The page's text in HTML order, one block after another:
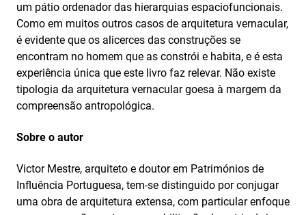
um pátio ordenador das hierarquias espaciofuncionais.
Como em muitos outros casos de arquitetura vernacular,
é evidente que os alicerces das construções se
encontram no homem que as constrói e habita, e é esta
experiência única que este livro faz relevar. Não existe
tipologia da arquitetura vernacular goesa à margem da
compreensão antropológica.
Sobre o autor
Victor Mestre, arquiteto e doutor em Patrimónios de
Influência Portuguesa, tem‑se distinguido por conjugar
uma obra de arquitetura extensa, com particular enfoque